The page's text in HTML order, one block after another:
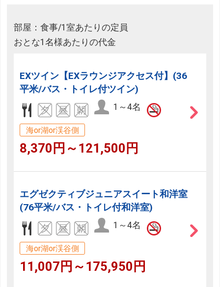
部屋：食事/1室あたりの定員
おとな1名様あたりの代金
EXツイン【EXラウンジアクセス付】(36
平米/バス・トイレ付ツイン)
1～4名
海or湖or渓谷側
8,370円～121,500円
エグゼクティブジュニアスイート和洋室
(76平米/バス・トイレ付和洋室)
1～4名
海or湖or渓谷側
11,007円～175,950円